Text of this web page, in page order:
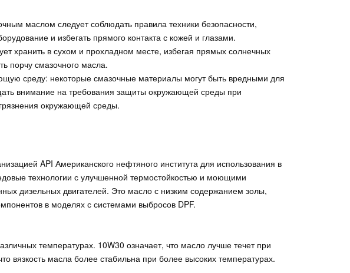
маслом следует соблюдать правила техники безопасности,
и избегать прямого контакта с кожей и глазами.
хранить в сухом и прохладном месте, избегая прямых солнечных
порчу смазочного масла.
среду: некоторые смазочные материалы могут быть вредными для
внимание на требования защиты окружающей среды при
окружающей среды.
API Американского нефтяного института для использования в
технологии с улучшенной термостойкостью и моющими
дизельных двигателей. Это масло с низким содержанием золы,
в моделях с системами выбросов DPF.
температурах. 10W30 означает, что масло лучше течет при
вязкость масла более стабильна при более высоких температурах.